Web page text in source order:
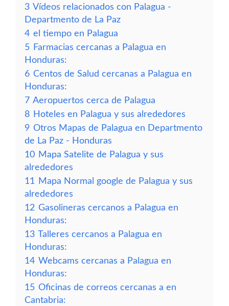
3 Vídeos relacionados con Palagua -
Departmento de La Paz
4 el tiempo en Palagua
5 Farmacias cercanas a Palagua en
Honduras:
6 Centos de Salud cercanas a Palagua en
Honduras:
7 Aeropuertos cerca de Palagua
8 Hoteles en Palagua y sus alrededores
9 Otros Mapas de Palagua en Departmento
de La Paz - Honduras
10 Mapa Satelite de Palagua y sus
alrededores
11
Mapa Normal google de Palagua y sus
alrededores
12 Gasolineras cercanos a Palagua en
Honduras:
13 Talleres cercanos a Palagua en
Honduras:
14 Webcams cercanas a Palagua en
Honduras:
15 Oficinas de correos cercanas a en
Cantabria: